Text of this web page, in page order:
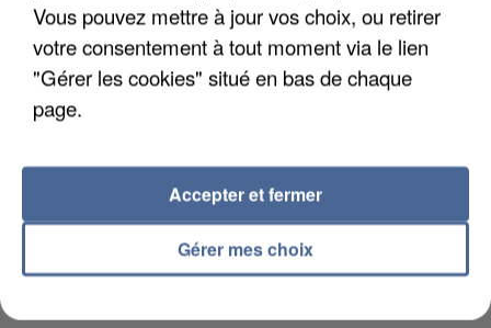
GABRIEL ATTAL ET RAPHAËL GLUCKSMANN
Vous pouvez mettre à jour vos choix, ou retirer
votre consentement à tout moment via le lien
"Gérer les cookies" situé en bas de chaque
page.
Gérer mes choix
Accepter et fermer